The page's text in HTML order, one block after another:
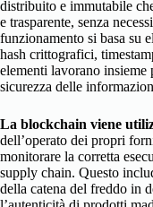
distribuito e immutabile
e trasparente, senza
funzionamento si basa su
hash crittografici,
elementi lavorano insieme
sicurezza delle
La blockchain viene
dell’operato dei propri
monitorare la corretta
supply chain. Questo
della catena del freddo in